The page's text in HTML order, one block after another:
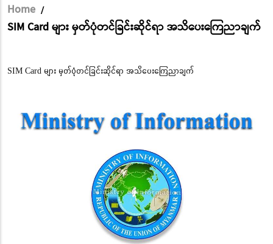
Breadcrumb
Home /
SIM Card များ မှတ်ပုံတင်ခြင်းဆိုင်ရာ အသိပေးကြေညာချက်
SIM Card များ မှတ်ပုံတင်ခြင်းဆိုင်ရာ အသိပေးကြေညာချက်